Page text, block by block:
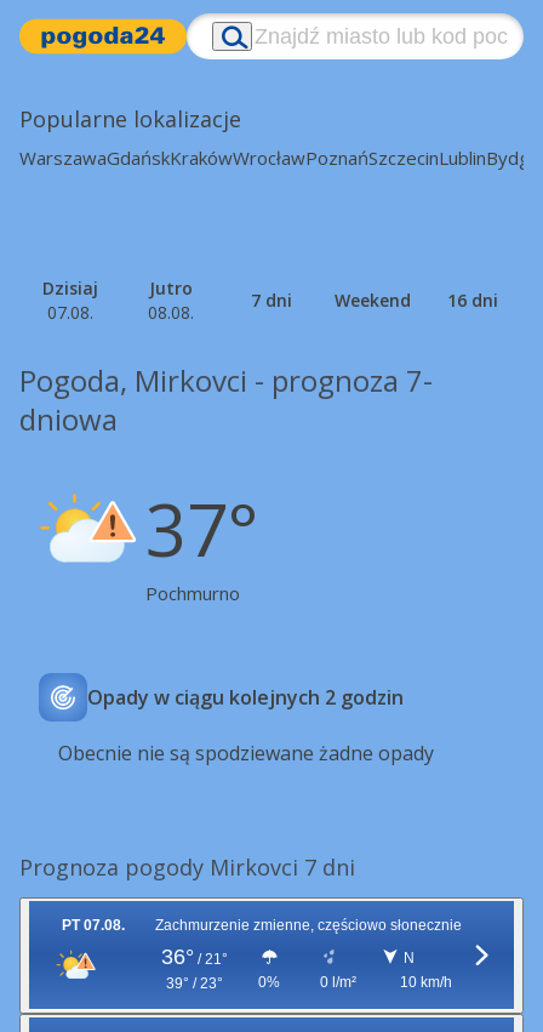
Popularne lokalizacje
WarszawaGdańskKrakówWrocławPoznańSzczecinLublin
Dzisiaj
07.08.
Jutro
08.08.
7 dni Weekend 16 dni
Pogoda, Mirkovci - prognoza 7-
dniowa
37°
Pochmurno
Opady w ciągu kolejnych 2 godzin
Obecnie nie są spodziewane żadne opady
Prognoza pogody Mirkovci 7 dni
PT 07.08. Zachmurzenie zmienne, częściowo słonecznie
36° / 21°
39° / 23°
0% 0 l/m²
N
10 km/h